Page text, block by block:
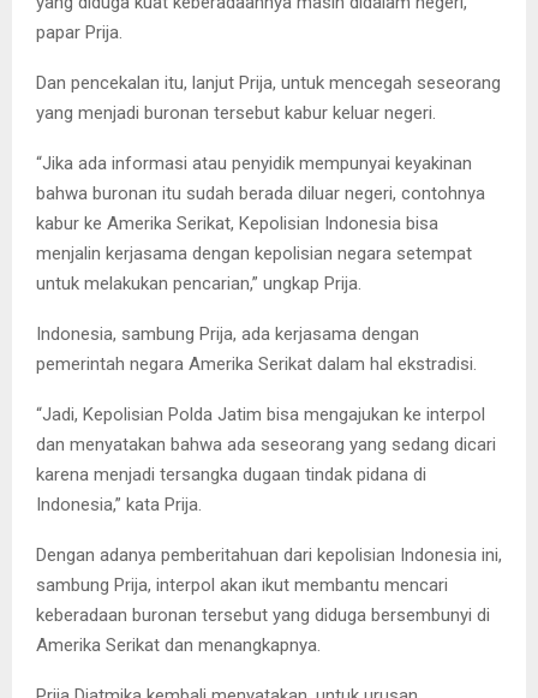
papar Prija.
Dan pencekalan itu, lanjut Prija, untuk mencegah seseorang
yang menjadi buronan tersebut kabur keluar negeri.
“Jika ada informasi atau penyidik mempunyai keyakinan
bahwa buronan itu sudah berada diluar negeri, contohnya
kabur ke Amerika Serikat, Kepolisian Indonesia bisa
menjalin kerjasama dengan kepolisian negara setempat
untuk melakukan pencarian,” ungkap Prija.
Indonesia, sambung Prija, ada kerjasama dengan
pemerintah negara Amerika Serikat dalam hal ekstradisi.
“Jadi, Kepolisian Polda Jatim bisa mengajukan ke interpol
dan menyatakan bahwa ada seseorang yang sedang dicari
karena menjadi tersangka dugaan tindak pidana di
Indonesia,” kata Prija.
Dengan adanya pemberitahuan dari kepolisian Indonesia ini,
sambung Prija, interpol akan ikut membantu mencari
keberadaan buronan tersebut yang diduga bersembunyi di
Amerika Serikat dan menangkapnya.